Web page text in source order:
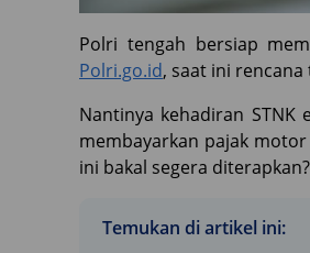
Polri tengah bersiap
Polri.go.id, saat ini
Nantinya kehadiran
membayarkan pajak
ini bakal segera diterapkan?
Temukan di artikel ini: